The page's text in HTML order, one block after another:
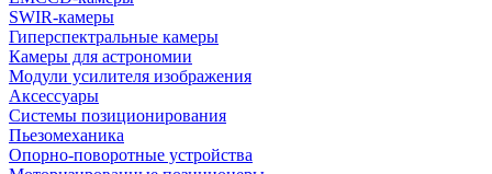
SWIR-камеры
Гиперспектральные камеры
Камеры для астрономии
Модули усилителя изображения
Аксессуары
Системы позиционирования
Пьезомеханика
Опорно-поворотные устройства